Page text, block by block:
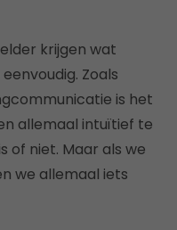
krijgen wat
Zoals
is het
allemaal intuïtief te
of niet. Maar als we
we allemaal iets